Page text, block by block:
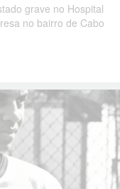
grave no Hospital
no bairro de Cabo